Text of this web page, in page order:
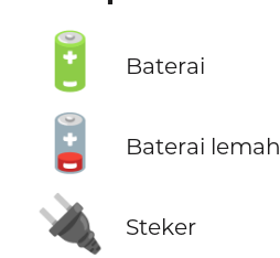
🔋 Baterai
🪫 Baterai lemah
🔌 Steker